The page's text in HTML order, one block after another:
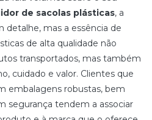
de sacolas plásticas, a
detalhe, mas a essência de
de alta qualidade não
transportados, mas também
cuidado e valor. Clientes que
embalagens robustas, bem
segurança tendem a associar